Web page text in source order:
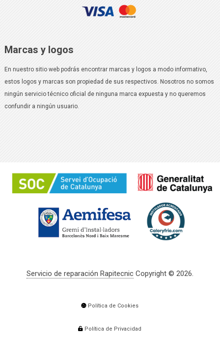
Marcas y logos
En nuestro sitio web podrás encontrar marcas y logos a modo informativo,
estos logos y marcas son propiedad de sus respectivos. Nosotros no somos
ningún servicio técnico oficial de ninguna marca expuesta y no queremos
confundir a ningún usuario.
Servicio de reparación RapitecnicCopyright © 2026.
Política de Cookies
Política de Privacidad